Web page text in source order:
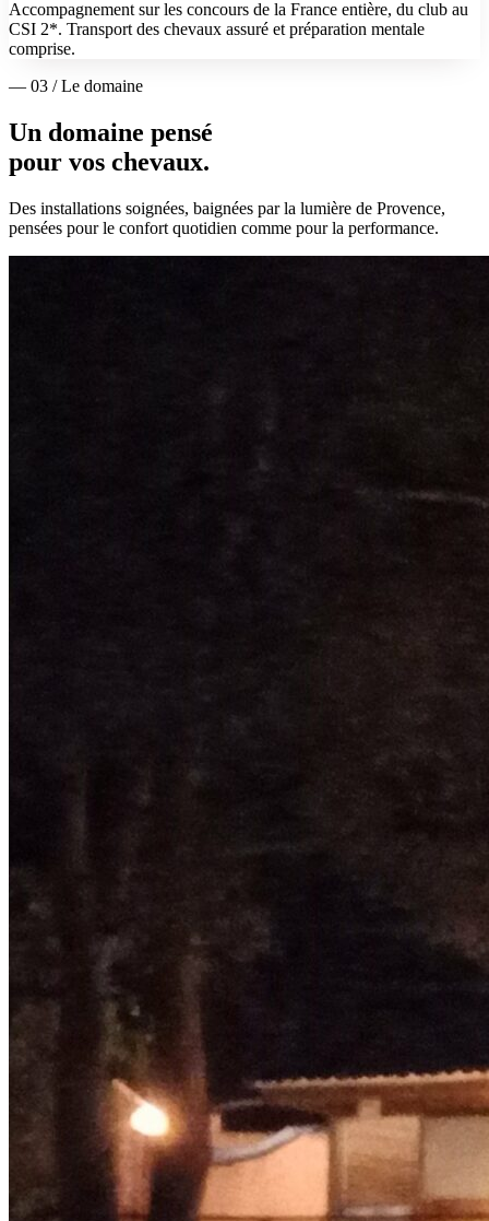
Accompagnement sur les concours de la France entière, du club au
CSI 2*. Transport des chevaux assuré et préparation mentale
comprise.
— 03 / Le domaine
Un domaine pensé
pour vos chevaux.
Des installations soignées, baignées par la lumière de Provence,
pensées pour le confort quotidien comme pour la performance.